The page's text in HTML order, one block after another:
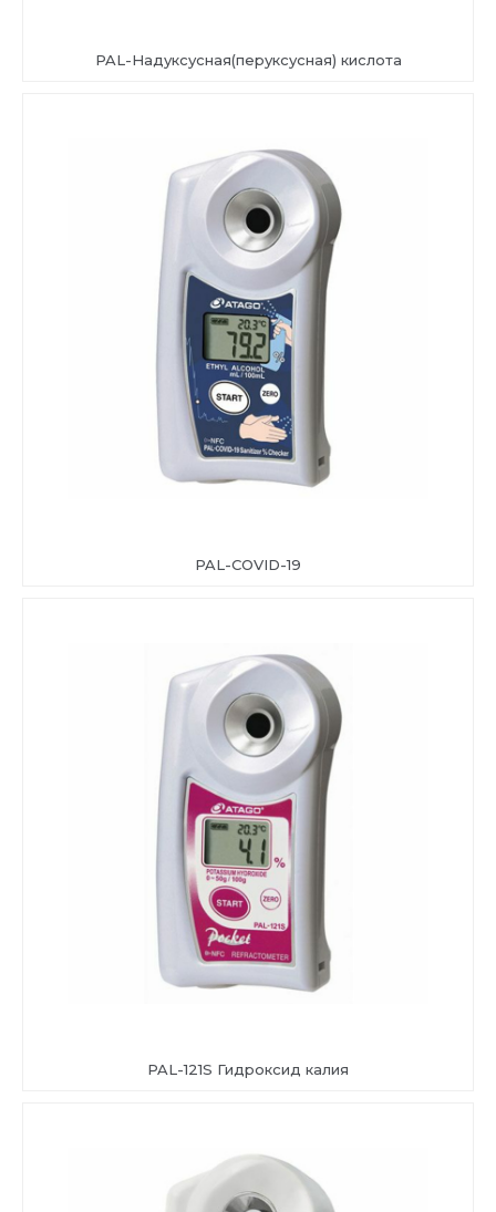
PAL-Надуксусная(перуксусная) кислота
PAL-COVID-19
PAL-121S Гидроксид калия